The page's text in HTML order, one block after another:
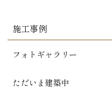
施工事例
フォトギャラリー
ただいま建築中